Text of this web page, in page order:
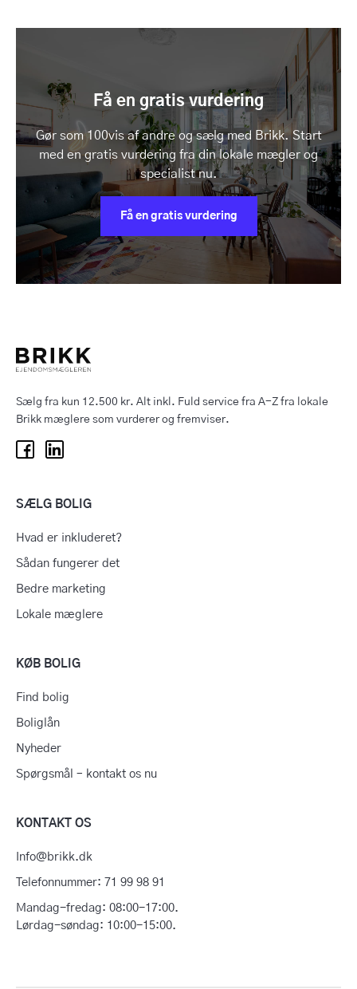
Få en gratis vurdering
Gør som 100vis af andre og sælg med Brikk. Start
med en gratis vurdering fra din lokale mægler og
specialist nu.
Få en gratis vurdering
Sælg fra kun 12.500 kr. Alt inkl. Fuld service fra A-Z fra lokale
Brikk mæglere som vurderer og fremviser.
SÆLG BOLIG
Hvad er inkluderet?
Sådan fungerer det
Bedre marketing
Lokale mæglere
KØB BOLIG
Find bolig
Boliglån
Nyheder
Spørgsmål – kontakt os nu
KONTAKT OS
Info@brikk.dk
Telefonnummer: 71 99 98 91
Mandag-fredag: 08:00-17:00.
Lørdag-søndag: 10:00-15:00.